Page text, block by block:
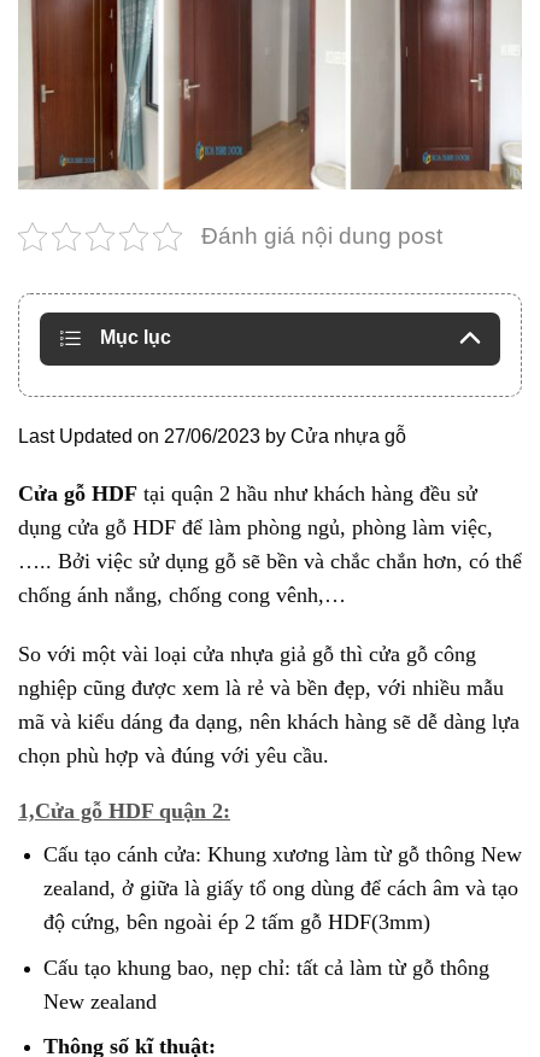
Đánh giá nội dung post
Mục lục
Last Updated on 27/06/2023 by Cửa nhựa gỗ
Cửa gỗ HDF tại quận 2 hầu như khách hàng đều sử
dụng cửa gỗ HDF để làm phòng ngủ, phòng làm việc,
….. Bởi việc sử dụng gỗ sẽ bền và chắc chắn hơn, có thể
chống ánh nắng, chống cong vênh,…
So với một vài loại cửa nhựa giả gỗ thì cửa gỗ công
nghiệp cũng được xem là rẻ và bền đẹp, với nhiều mẫu
mã và kiểu dáng đa dạng, nên khách hàng sẽ dễ dàng lựa
chọn phù hợp và đúng với yêu cầu.
1,Cửa gỗ HDF quận 2:
Cấu tạo cánh cửa: Khung xương làm từ gỗ thông New
zealand, ở giữa là giấy tổ ong dùng để cách âm và tạo
độ cứng, bên ngoài ép 2 tấm gỗ HDF(3mm)
Cấu tạo khung bao, nẹp chỉ: tất cả làm từ gỗ thông
New zealand
Thông số kĩ thuật: